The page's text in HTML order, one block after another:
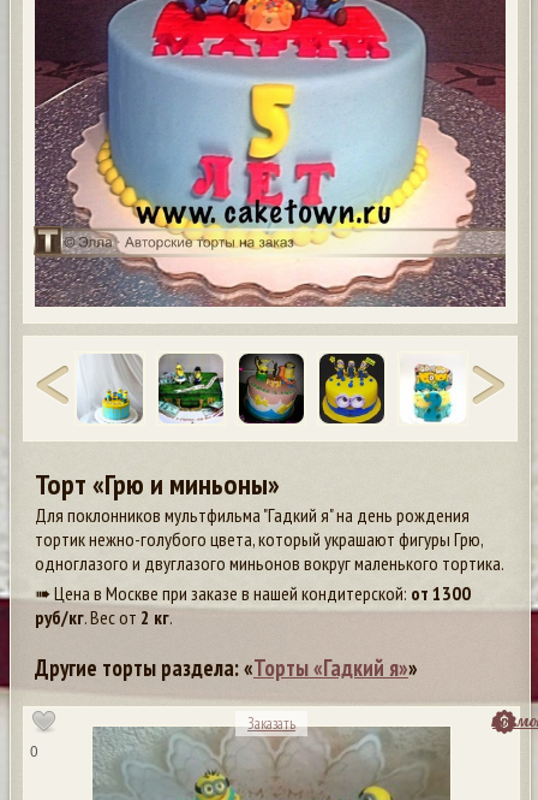
Торт «Грю и миньоны»
Для поклонников мультфильма "Гадкий я" на день рождения
тортик нежно-голубого цвета, который украшают фигуры Грю,
одноглазого и двуглазого миньонов вокруг маленького тортика.
➠ Цена в Москве при заказе в нашей кондитерской: от 1300
руб/кг. Вес от 2 кг.
Другие торты раздела: «Торты «Гадкий я»»
0
Заказать